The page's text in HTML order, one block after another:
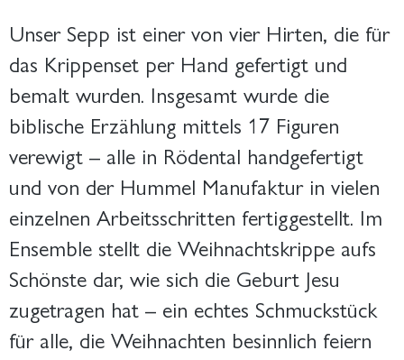
Unser Sepp ist einer von vier Hirten, die für
das Krippenset per Hand gefertigt und
bemalt wurden. Insgesamt wurde die
biblische Erzählung mittels 17 Figuren
verewigt – alle in Rödental handgefertigt
und von der Hummel Manufaktur in vielen
einzelnen Arbeitsschritten fertiggestellt. Im
Ensemble stellt die Weihnachtskrippe aufs
Schönste dar, wie sich die Geburt Jesu
zugetragen hat – ein echtes Schmuckstück
für alle, die Weihnachten besinnlich feiern